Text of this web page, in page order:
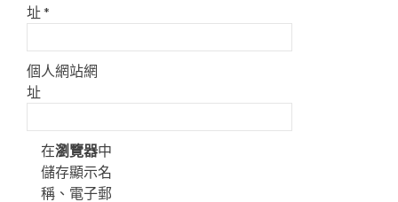
址*
個人網站網
址
在瀏覽器中
儲存顯示名
稱、電子郵